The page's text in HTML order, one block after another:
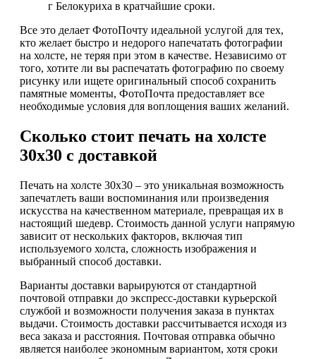
г Белокуриха в кратчайшие сроки.
Все это делает ФотоПочту идеальной услугой для тех,
кто желает быстро и недорого напечатать фотографии
на холсте, не теряя при этом в качестве. Независимо от
того, хотите ли вы распечатать фотографию по своему
рисунку или ищете оригинальный способ сохранить
памятные моменты, ФотоПочта предоставляет все
необходимые условия для воплощения ваших желаний.
Сколько стоит печать на холсте
30х30 с доставкой
Печать на холсте 30х30 – это уникальная возможность
запечатлеть ваши воспоминания или произведения
искусства на качественном материале, превращая их в
настоящий шедевр. Стоимость данной услуги напрямую
зависит от нескольких факторов, включая тип
используемого холста, сложность изображения и
выбранный способ доставки.
Варианты доставки варьируются от стандартной
почтовой отправки до экспресс-доставки курьерской
службой и возможности получения заказа в пунктах
выдачи. Стоимость доставки рассчитывается исходя из
веса заказа и расстояния. Почтовая отправка обычно
является наиболее экономным вариантом, хотя сроки